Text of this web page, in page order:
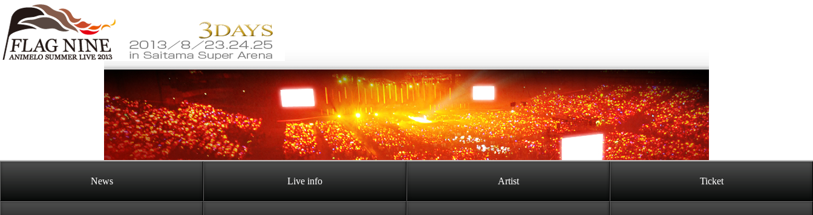
News Live info Artist Ticket